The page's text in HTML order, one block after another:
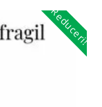
Reduceri!